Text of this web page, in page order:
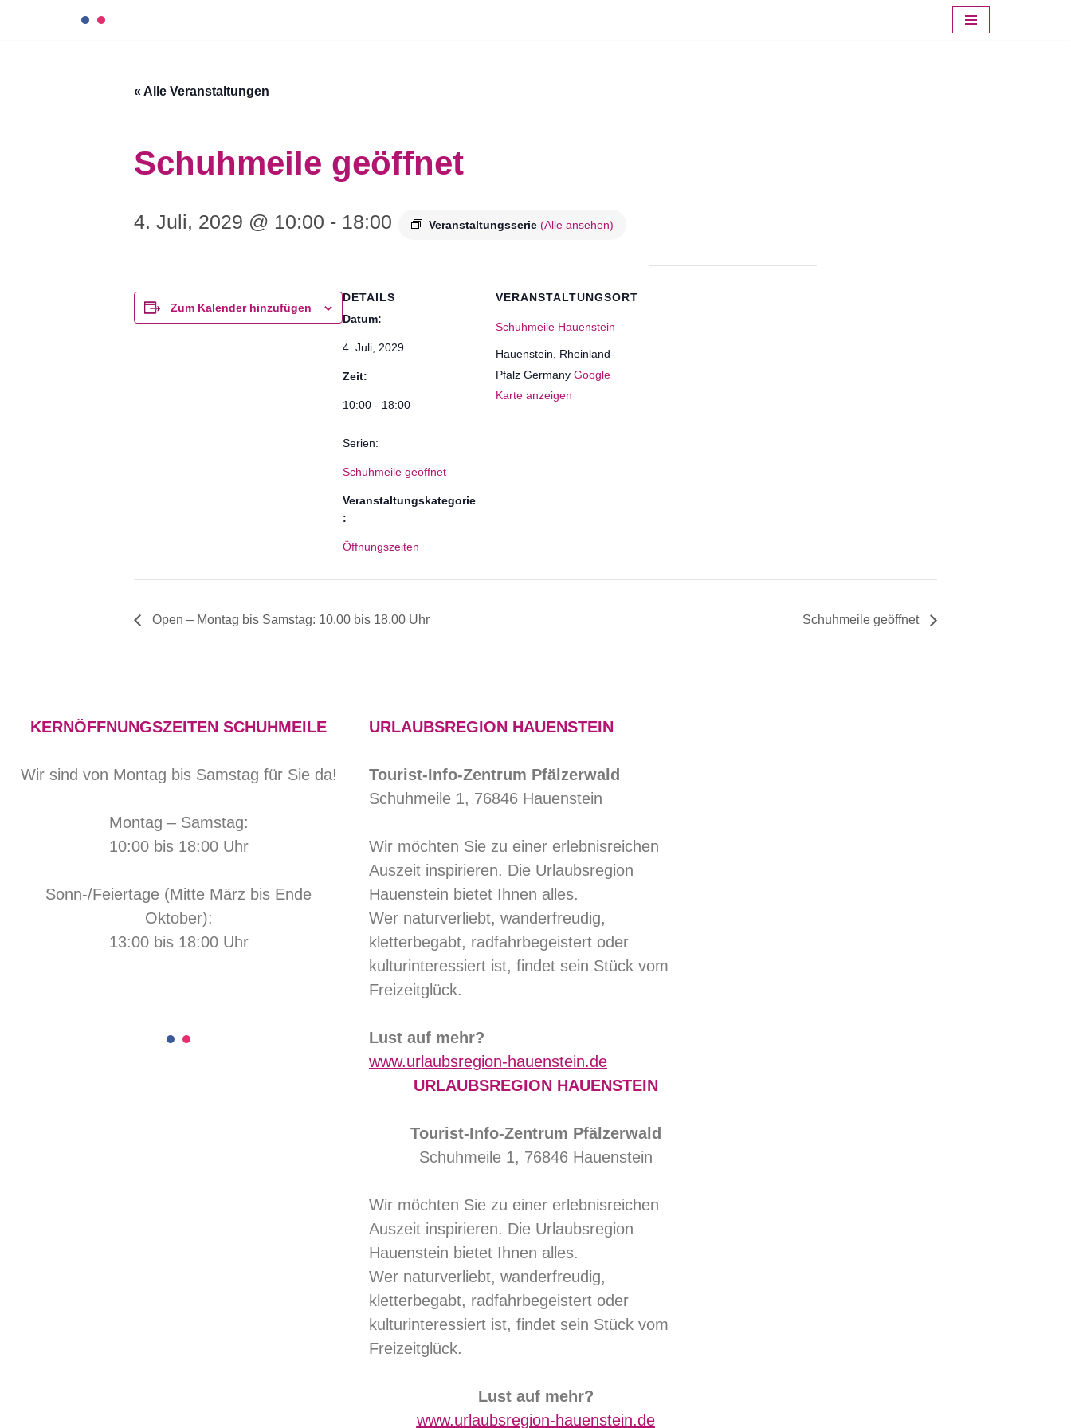
« Alle Veranstaltungen
Schuhmeile geöffnet
4. Juli, 2029 @ 10:00 - 18:00 Veranstaltungsserie (Alle ansehen)
Zum Kalender hinzufügen
DETAILS
Datum:
4. Juli, 2029
Zeit:
10:00 - 18:00
Serien:
Schuhmeile geöffnet
Veranstaltungskategorie
:
Öffnungszeiten
VERANSTALTUNGSORT
Schuhmeile Hauenstein
Hauenstein
Rheinland-
Pfalz Germany Google
Karte anzeigen
Open – Montag bis Samstag: 10.00 bis 18.00 Uhr Schuhmeile geöffnet
KERNÖFFNUNGSZEITEN SCHUHMEILE
Wir sind von Montag bis Samstag für Sie da!
Montag – Samstag:
10:00 bis 18:00 Uhr
Sonn-/Feiertage (Mitte März bis Ende
Oktober):
13:00 bis 18:00 Uhr
URLAUBSREGION HAUENSTEIN
Tourist-Info-Zentrum Pfälzerwald
Schuhmeile 1, 76846 Hauenstein
Wir möchten Sie zu einer erlebnisreichen
Auszeit inspirieren. Die Urlaubsregion
Hauenstein bietet Ihnen alles.
Wer naturverliebt, wanderfreudig,
kletterbegabt, radfahrbegeistert oder
kulturinteressiert ist, findet sein Stück vom
Freizeitglück.
Lust auf mehr?
www.urlaubsregion-hauenstein.de
URLAUBSREGION HAUENSTEIN
Tourist-Info-Zentrum Pfälzerwald
Schuhmeile 1, 76846 Hauenstein
Wir möchten Sie zu einer erlebnisreichen
Auszeit inspirieren. Die Urlaubsregion
Hauenstein bietet Ihnen alles.
Wer naturverliebt, wanderfreudig,
kletterbegabt, radfahrbegeistert oder
kulturinteressiert ist, findet sein Stück vom
Freizeitglück.
Lust auf mehr?
www.urlaubsregion-hauenstein.de